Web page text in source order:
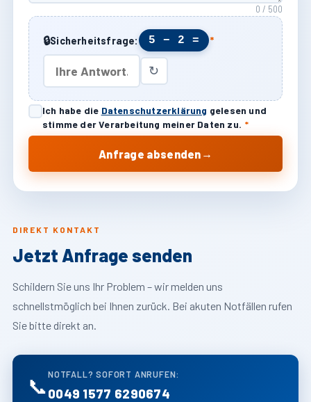
DIREKT KONTAKT
Jetzt Anfrage senden
Schildern Sie uns Ihr Problem – wir melden uns
schnellstmöglich bei Ihnen zurück. Bei akuten Notfällen rufen
Sie bitte direkt an.
📞 NOTFALL? SOFORT ANRUFEN:
0049 1577 6290674
0 / 500
🔒Sicherheitsfrage: 5 − 2 = *
↻
Ich habe die Datenschutzerklärung gelesen und
stimme der Verarbeitung meiner Daten zu. *
Anfrage absenden →